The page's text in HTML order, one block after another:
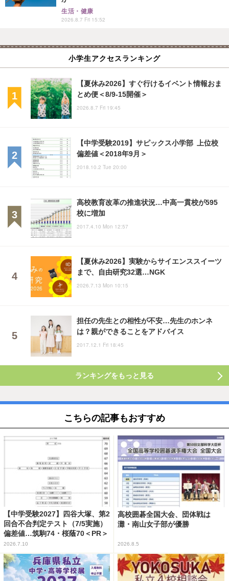
生活・健康
2026.8.7 Fri 15:52
小学生アクセスランキング
【夏休み2026】すぐ行けるイベント情報おま
とめ便＜8/9-15開催＞
2026.8.7 Fri 19:45
【中学受験2019】サピックス小学部 上位校
偏差値＜2018年9月＞
2018.10.2 Tue 20:00
高校教育改革の推進状況…中高一貫校が595
校に増加
2017.4.10 Mon 12:57
【夏休み2026】実験からサイエンススイーツ
まで、自由研究32選…NGK
2026.7.13 Mon 10:15
担任の先生との相性が不安…先生のホンネ
は？親ができることをアドバイス
2017.12.1 Fri 18:45
ランキングをもっと見る
こちらの記事もおすすめ
【中学受験2027】四谷大塚、第2
回合不合判定テスト（7/5実施）
偏差値…筑駒74・桜蔭70＜PR＞
2026.7.10
高校囲碁全国大会、団体戦は
灘・南山女子部が優勝
2026.8.5